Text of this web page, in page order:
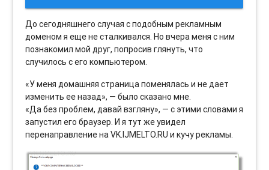
До сегодняшнего случая с подобным рекламным
доменом я еще не сталкивался. Но вчера меня с ним
познакомил мой друг, попросив глянуть, что
случилось с его компьютером.
«У меня домашняя страница поменялась и не дает
изменить ее назад», — было сказано мне.
«Да без проблем, давай взгляну», — с этими словами я
запустил его браузер. И я тут же увидел
перенаправление на VK.IJMELTO.RU и кучу рекламы.